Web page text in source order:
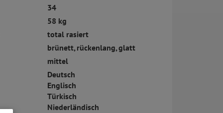
34
58 kg
total rasiert
brünett, rückenlang, glatt
mittel
Deutsch
Englisch
Türkisch
Niederländisch